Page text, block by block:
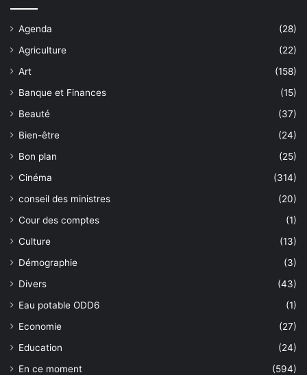
Agenda
(28)
Agriculture
(22)
Art
(158)
Banque et Finances
(15)
Beauté
(37)
Bien-être
(24)
Bon plan
(25)
Cinéma
(314)
conseil des ministres
(20)
Cour des comptes
(1)
Culture
(13)
Démographie
(3)
Divers
(43)
Eau potable ODD6
(1)
Economie
(27)
Education
(24)
En ce moment
(594)